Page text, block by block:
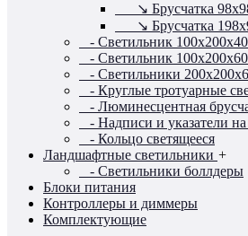
↘ Брусчатка
↘ Брусчатка
- Светильник
- Светильник
- Светильники
- Круглые тротуарные
- Люминесцентная
- Надписи и указатели на
- Кольцо светящееся
Ландшафтные светильники +
- Светильники боллдеры
Блоки питания
Контроллеры и диммеры
Комплектующие